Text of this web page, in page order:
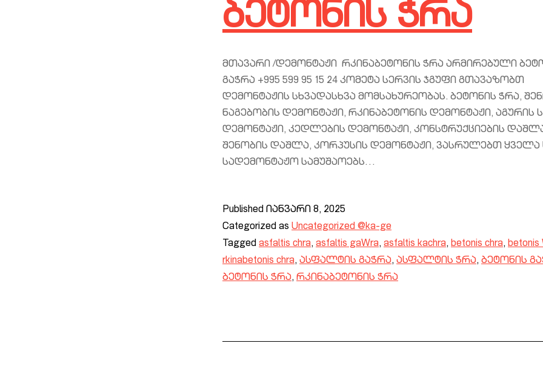
ბეტონის ჭრა
მთავარი /დემონტაჟი რკინაბეტონის ჭრა არმირებული
გაჭრა +995 599 95 15 24 კომეტა სერვის ჯგუფი გთავაზობთ
დემონტაჟის სხვადასხვა მომსახურეობას. ბეტონის ჭრა,
ნაგებობის დემონტაჟი, რკინაბეტონის დემონტაჟი, აგურის
დემონტაჟი, კედლების დემონტაჟი, კონსტრუქციების
შენობის დაშლა, კორპუსის დემონტაჟი, ვასრულებთ ყველა
სადემონტაჟო სამუშაოებს…
Published იანვარი 8, 2025
Categorized as Uncategorized @ka-ge
Tagged asfaltis chra, asfaltis gaWra, asfaltis kachra, betonis chra, betonis
rkinabetonis chra, ასფალტის გაჭრა, ასფალტის ჭრა, ბეტონის
ბეტონის ჭრა, რკინაბეტონის ჭრა